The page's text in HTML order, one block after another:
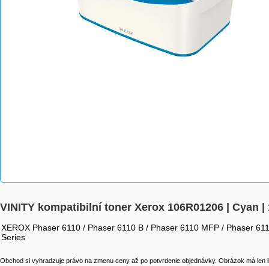
VINITY kompatibilní toner Xerox 106R01206 | Cyan |
XEROX Phaser 6110 / Phaser 6110 B / Phaser 6110 MFP / Phaser
Series
Obchod si vyhradzuje právo na zmenu ceny až po potvrdenie objednávky. Obrázok má len